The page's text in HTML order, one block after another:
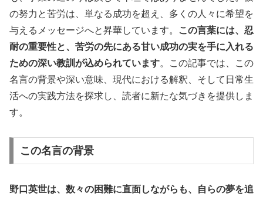
の努力と苦労は、単なる成功を超え、多くの人々に希望を
与えるメッセージへと昇華しています。
この言葉には、忍
耐の重要性と、苦労の先にある甘い成功の実を手に入れる
ための深い教訓が込められています。この記事では、この
名言の背景や深い意味、現代における解釈、そして日常生
活への実践方法を探求し、読者に新たな気づきを提供しま
す。
この名言の背景
野口英世は、数々の困難に直面しながらも、自らの夢を追